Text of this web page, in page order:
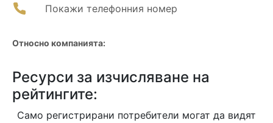
Покажи телефонния номер
Относно компанията:
Ресурси за изчисляване на
рейтингите:
Само регистрирани потребители могат да видят